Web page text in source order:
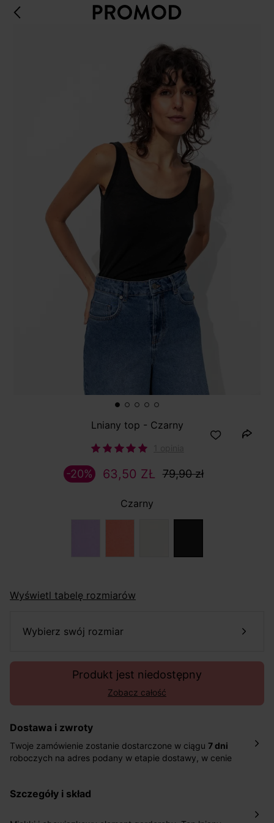
Lniany top - Czarny
63,50 ZŁ 79,90 zł
-20%
Czarny
Wyświetl tabelę rozmiarów
wybierz swój rozmiar
Produkt jest niedostępny
Zobacz całość
Dostawa i zwroty
Twoje zamówienie zostanie dostarczone w ciągu 7 dni
roboczych na adres podany w etapie dostawy, w cenie
pośrednictwem DHL Express.
szczegóły i skład